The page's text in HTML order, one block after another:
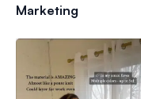
Marketing